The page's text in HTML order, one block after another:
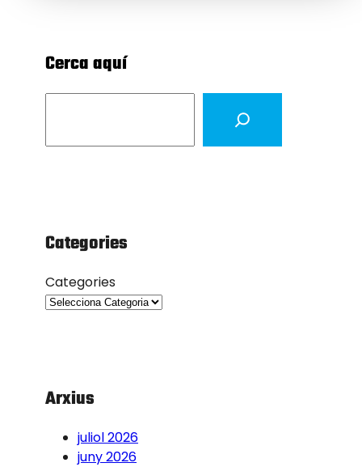
Cerca aquí
Categories
Categories
Arxius
juliol 2026
juny 2026